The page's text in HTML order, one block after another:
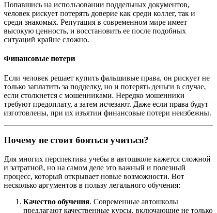
Попавшись на использовании поддельных документов,
человек рискует потерять доверие как среди коллег, так и
среди знакомых. Репутация в современном мире имеет
высокую ценность, и восстановить ее после подобных
ситуаций крайне сложно.
Финансовые потери
Если человек решает купить фальшивые права, он рискует не
только заплатить за подделку, но и потерять деньги в случае,
если столкнется с мошенниками. Нередко мошенники
требуют предоплату, а затем исчезают. Даже если права будут
изготовлены, при их изъятии финансовые потери неизбежны.
Почему не стоит бояться учиться?
Для многих перспектива учебы в автошколе кажется сложной
и затратной, но на самом деле это важный и полезный
процесс, который открывает новые возможности. Вот
несколько аргументов в пользу легального обучения:
Качество обучения. Современные автошколы
предлагают качественные курсы, включающие не только